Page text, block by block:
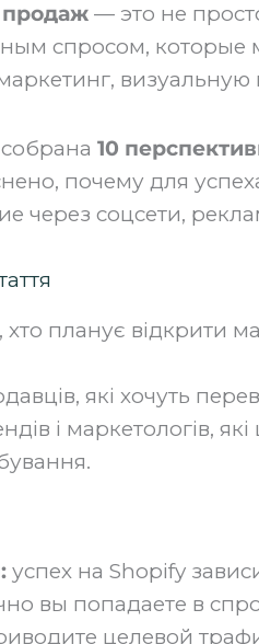
— это не
спросом, которые
10
почему для
через соцсети,
хто планує відкрити
які хочуть
і маркетологів,
успех на Shopify
вы попадаете в
целевой